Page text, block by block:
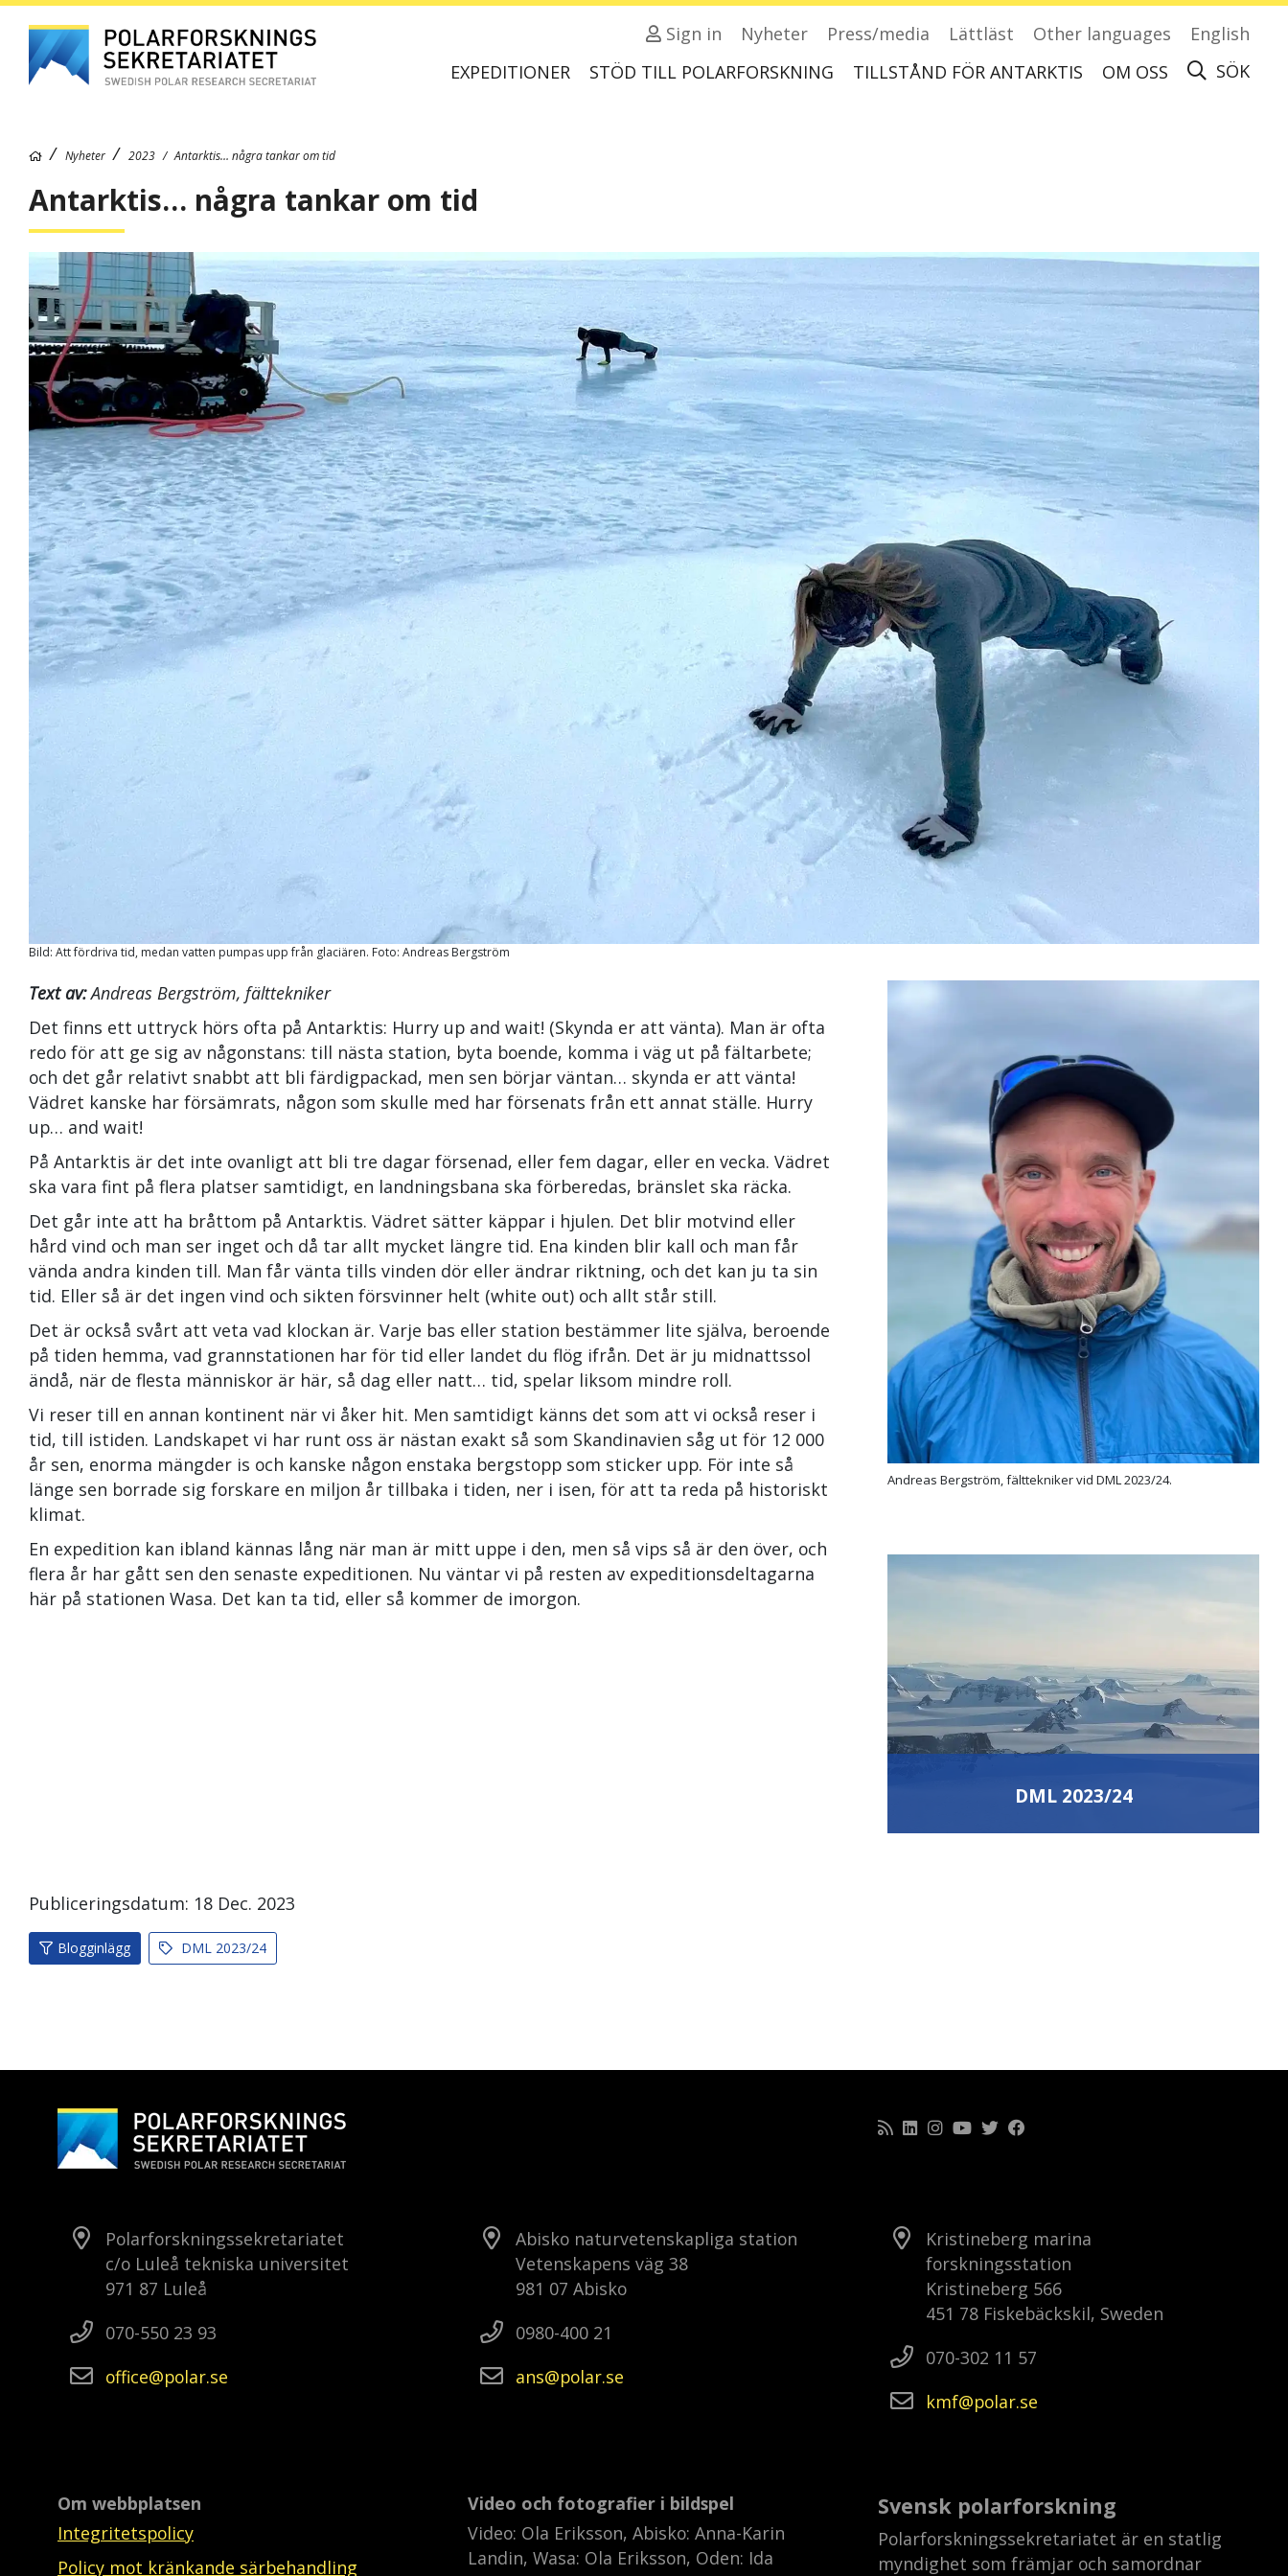
Sign in Nyheter Press/media Lättläst Other languages
English
EXPEDITIONER
STÖD TILL POLARFORSKNING TILLSTÅND FÖR ANTARKTIS OM OSS SÖK
Nyheter 2023 Antarktis… några tankar om tid
Antarktis… några tankar om tid
Bild: Att fördriva tid, medan vatten pumpas upp från glaciären. Foto: Andreas Bergström
Text av:Andreas Bergström, fälttekniker
Det finns ett uttryck hörs ofta på Antarktis: Hurry up and wait! (Skynda er att vänta). Man är ofta
redo för att ge sig av någonstans: till nästa station, byta boende, komma i väg ut på fältarbete;
och det går relativt snabbt att bli färdigpackad, men sen börjar väntan… skynda er att vänta!
Vädret kanske har försämrats, någon som skulle med har försenats från ett annat ställe. Hurry
up… and wait!
På Antarktis är det inte ovanligt att bli tre dagar försenad, eller fem dagar, eller en vecka. Vädret
ska vara fint på flera platser samtidigt, en landningsbana ska förberedas, bränslet ska räcka.
Det går inte att ha bråttom på Antarktis. Vädret sätter käppar i hjulen. Det blir motvind eller
hård vind och man ser inget och då tar allt mycket längre tid. Ena kinden blir kall och man får
vända andra kinden till. Man får vänta tills vinden dör eller ändrar riktning, och det kan ju ta sin
tid. Eller så är det ingen vind och sikten försvinner helt (white out) och allt står still.
Det är också svårt att veta vad klockan är. Varje bas eller station bestämmer lite själva, beroende
på tiden hemma, vad grannstationen har för tid eller landet du flög ifrån. Det är ju midnattssol
ändå, när de flesta människor är här, så dag eller natt… tid, spelar liksom mindre roll.
Vi reser till en annan kontinent när vi åker hit. Men samtidigt känns det som att vi också reser i
tid, till istiden. Landskapet vi har runt oss är nästan exakt så som Skandinavien såg ut för 12 000
år sen, enorma mängder is och kanske någon enstaka bergstopp som sticker upp. För inte så
länge sen borrade sig forskare en miljon år tillbaka i tiden, ner i isen, för att ta reda på historiskt
klimat.
En expedition kan ibland kännas lång när man är mitt uppe i den, men så vips så är den över, och
flera år har gått sen den senaste expeditionen. Nu väntar vi på resten av expeditionsdeltagarna
här på stationen Wasa. Det kan ta tid, eller så kommer de imorgon.
Andreas Bergström, fälttekniker vid DML 2023/24.
DML 2023/24
Publiceringsdatum: 18 Dec. 2023
Blogginlägg DML 2023/24
Polarforskningssekretariatet
c/o Luleå tekniska universitet
971 87 Luleå
070-550 23 93
office
polar se
Abisko naturvetenskapliga station
Vetenskapens väg 38
981 07 Abisko
0980-400 21
ans
polar se
Kristineberg marina
forskningsstation
Kristineberg 566
451 78 Fiskebäckskil, Sweden
070-302 11 57
kmf
polar se
Om webbplatsen
Integritetspolicy
Policy mot kränkande särbehandling
Video och fotografier i bildspel
Video: Ola Eriksson, Abisko: Anna-Karin
Landin, Wasa: Ola Eriksson, Oden: Ida
Svensk polarforskning
Polarforskningssekretariatet är en statlig
myndighet som främjar och samordnar